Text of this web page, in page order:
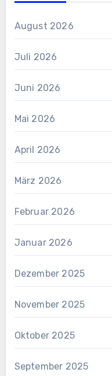
August 2026
Juli 2026
Juni 2026
Mai 2026
April 2026
März 2026
Februar 2026
Januar 2026
Dezember 2025
November 2025
Oktober 2025
September 2025